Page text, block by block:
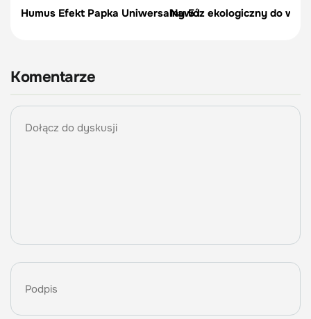
Humus Efekt Papka Uniwersalny 5 lNawóz ekologiczny do
Komentarze